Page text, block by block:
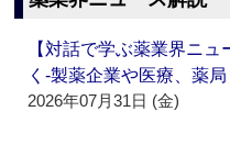
【対話で学ぶ薬業界ニ
く‐製薬企業や医療、薬
2026年07月31日 (金)